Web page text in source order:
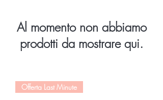
Al momento non abbiamo
prodotti da mostrare qui.
Offerta Last Minute